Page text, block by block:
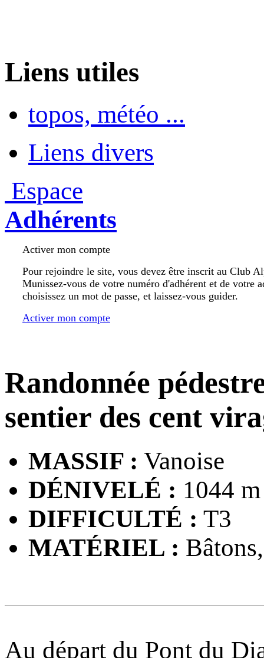
Liens utiles
topos, météo ...
Liens divers
Espace
Adhérents
Activer mon compte
Pour rejoindre le site, vous devez être inscrit au Club
Munissez-vous de votre numéro d'adhérent et de votre
choisissez un mot de passe, et laissez-vous guider.
Activer mon compte
Randonnée
sentier des cent
MASSIF : Vanoise
DÉNIVELÉ : 1044 m
DIFFICULTÉ : T3
MATÉRIEL :
Au départ du Pont du